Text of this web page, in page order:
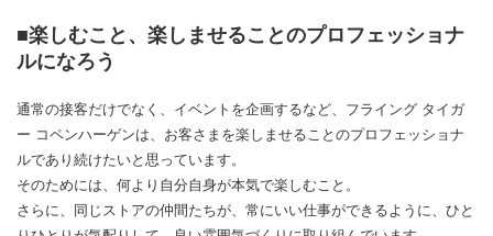
■楽しむこと、楽しませることのプロフェッショナ
ルになろう
通常の接客だけでなく、イベントを企画するなど、フライング タイガ
ー コペンハーゲンは、お客さまを楽しませることのプロフェッショナ
ルであり続けたいと思っています。
そのためには、何より自分自身が本気で楽しむこと。
さらに、同じストアの仲間たちが、常にいい仕事ができるように、ひと